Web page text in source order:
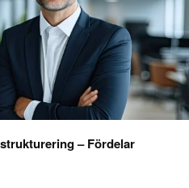
– Fördelar